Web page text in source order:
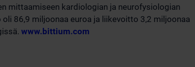
mittaamiseen kardiologian ja neurofysiologian
86,9 miljoonaa euroa ja liikevoitto 3,2 miljoonaa
www.bittium.com